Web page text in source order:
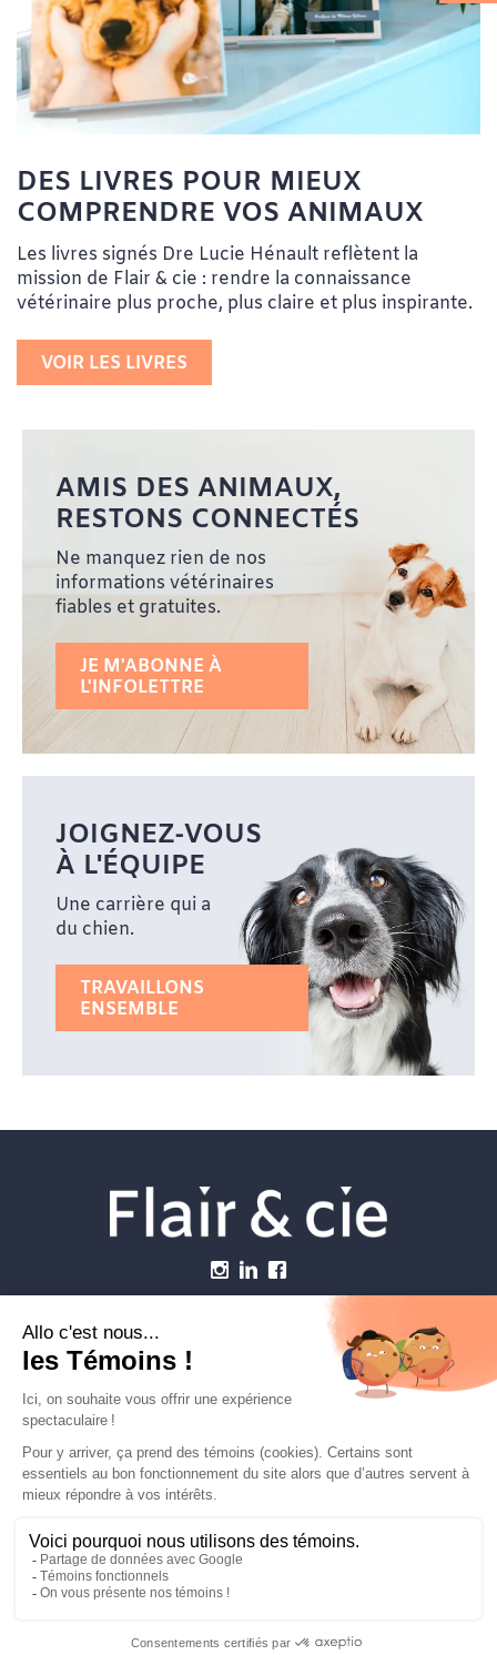
DES LIVRES POUR MIEUX
COMPRENDRE VOS ANIMAUX
Les livres signés Dre Lucie Hénault reflètent la
mission de Flair & cie : rendre la connaissance
vétérinaire plus proche, plus claire et plus inspirante.
VOIR LES LIVRES
AMIS DES ANIMAUX,
RESTONS CONNECTÉS
Ne manquez rien de nos
informations vétérinaires
fiables et gratuites.
JE M'ABONNE À
L'INFOLETTRE
JOIGNEZ-VOUS
À L'ÉQUIPE
Une carrière qui a
du chien.
TRAVAILLONS
ENSEMBLE
Établissements vétérinaires
Carrière
Contactez-nous
MODALITÉS & CONDITIONS
FLAIRETCIE © 2026